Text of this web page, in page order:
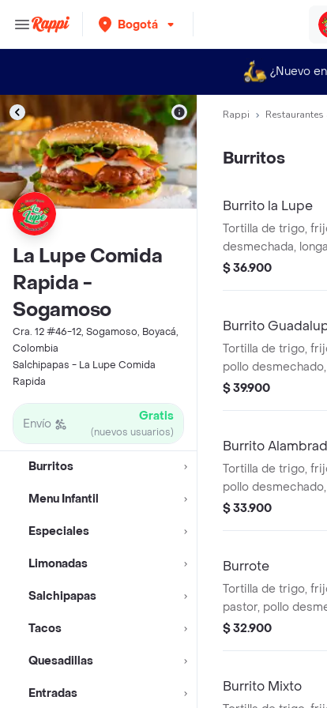
Bogotá
¿Nuevo
La Lupe Comida
Rapida -
Sogamoso
Cra. 12 #46-12, Sogamoso, Boyacá,
Colombia
Salchipapas - La Lupe Comida
Rapida
Envío Gratis
(nuevos usuarios)
Burritos
Menu Infantil
Especiales
Limonadas
Salchipapas
Tacos
Quesadillas
Entradas
Rappi
Burritos
Burrito la Lupe
Tortilla de trigo,
desmechada,
queso, lechuga,
$ 36.900
Burrito
Tortilla de trigo,
pollo
carne molida,
$ 39.900
Burrito
Tortilla de trigo,
pollo
pastor, queso,
$ 33.900
Burrote
Tortilla de trigo,
pastor, pollo
queso, pico de
$ 32.900
Burrito Mixto